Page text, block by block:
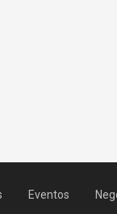
Eventos